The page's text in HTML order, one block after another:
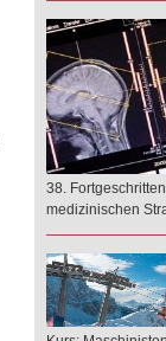
38.
medizinischen